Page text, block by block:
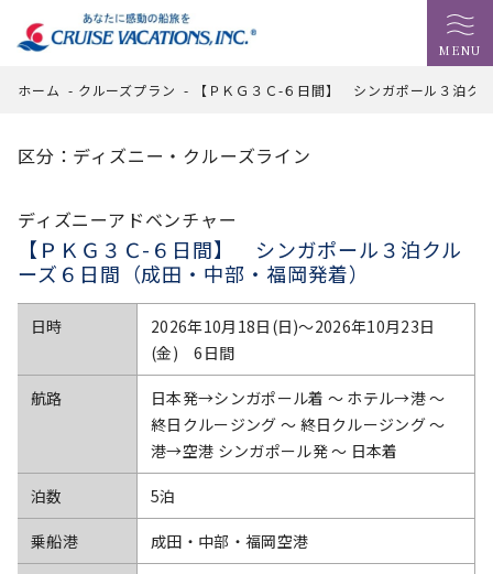
MENU
ホーム - クルーズプラン - 【ＰＫＧ３Ｃ-６日間】 シンガポール３泊ク
区分：ディズニー・クルーズライン
ディズニーアドベンチャー
【ＰＫＧ３Ｃ-６日間】 シンガポール３泊クル
ーズ６日間（成田・中部・福岡発着）
日時
2026年10月18日(日)〜2026年10月23日
(金) 6日間
航路
日本発→シンガポール着 ～ ホテル→港 ～
終日クルージング ～ 終日クルージング ～
港→空港 シンガポール発 ～ 日本着
泊数 5泊
乗船港 成田・中部・福岡空港